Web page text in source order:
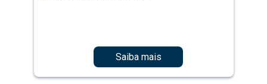
Saiba mais